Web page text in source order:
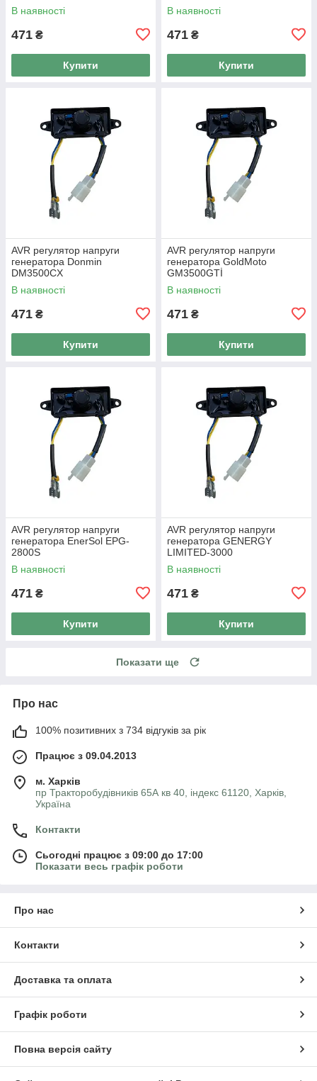
В наявності
471 ₴
Купити
В наявності
471 ₴
Купити
AVR регулятор напруги
генератора Donmin
DM3500CX
В наявності
471 ₴
Купити
AVR регулятор напруги
генератора GoldMoto
GM3500GTİ
В наявності
471 ₴
Купити
AVR регулятор напруги
генератора EnerSol EPG-
2800S
В наявності
471 ₴
Купити
AVR регулятор напруги
генератора GENERGY
LIMITED-3000
В наявності
471 ₴
Купити
Показати ще
Про нас
100% позитивних з 734 відгуків за рік
Працює з 09.04.2013
м. Харків
пр Тракторобудівників 65А кв 40, індекс 61120, Харків,
Україна
Контакти
Сьогодні працює з 09:00 до 17:00
Показати весь графік роботи
Про нас
Контакти
Доставка та оплата
Графік роботи
Повна версія сайту